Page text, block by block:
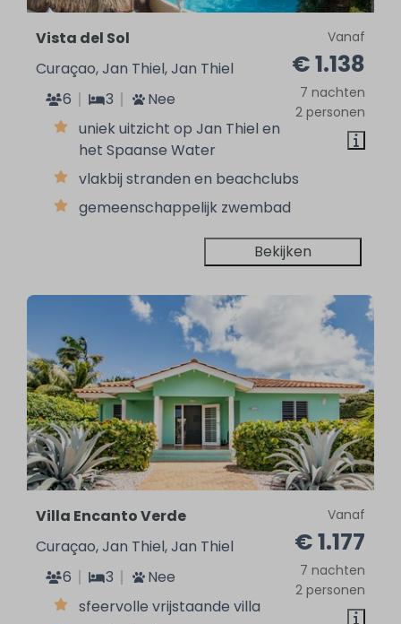
Vanaf
€ 1.138
7 nachten
2 personen
Vista del Sol
Curaçao, Jan Thiel, Jan Thiel
6
3
Nee
uniek uitzicht op Jan Thiel en
het Spaanse Water
vlakbij stranden en beachclubs
gemeenschappelijk zwembad
Bekijken
Vanaf
€ 1.177
7 nachten
2 personen
Villa Encanto Verde
Curaçao, Jan Thiel, Jan Thiel
6
3
Nee
sfeervolle vrijstaande villa